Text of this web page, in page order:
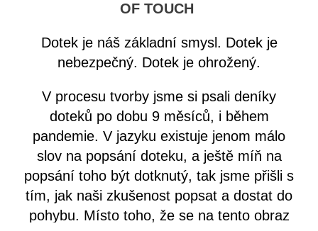
OF TOUCH
Dotek je náš základní smysl. Dotek je
nebezpečný. Dotek je ohrožený.
V procesu tvorby jsme si psali deníky
doteků po dobu 9 měsíců, i během
pandemie. V jazyku existuje jenom málo
slov na popsání doteku, a ještě míň na
popsání toho být dotknutý, tak jsme přišli s
tím, jak naši zkušenost popsat a dostat do
pohybu. Místo toho, že se na tento obraz